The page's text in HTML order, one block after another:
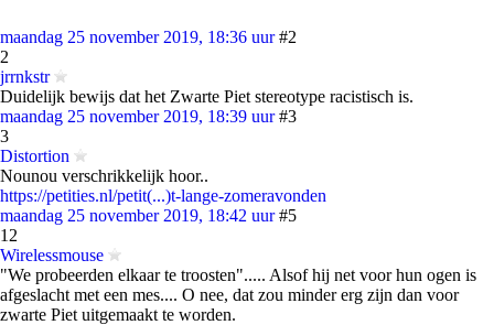
maandag 25 november 2019, 18:36 uur #2
2
jrrnkstr
Duidelijk bewijs dat het Zwarte Piet stereotype racistisch is.
maandag 25 november 2019, 18:39 uur #3
3
Distortion
Nounou verschrikkelijk hoor..
https://petities.nl/petit(...)t-lange-zomeravonden
maandag 25 november 2019, 18:42 uur #5
12
Wirelessmouse
"We probeerden elkaar te troosten"..... Alsof hij net voor hun ogen is
afgeslacht met een mes.... O nee, dat zou minder erg zijn dan voor
zwarte Piet uitgemaakt te worden.